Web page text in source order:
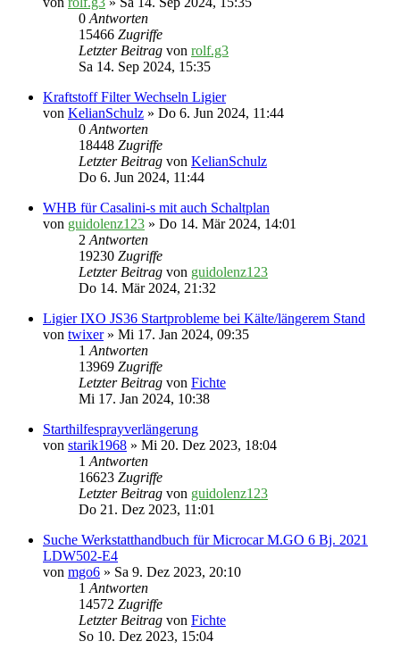
0Antworten
15466 Zugriffe
Letzter Beitrag von rolf.g3
Sa 14. Sep 2024, 15:35
Kraftstoff Filter Wechseln Ligier
von KelianSchulz » Do 6. Jun 2024, 11:44
0Antworten
18448 Zugriffe
Letzter Beitrag von KelianSchulz
Do 6. Jun 2024, 11:44
WHB für Casalini-s mit auch Schaltplan
von guidolenz123 » Do 14. Mär 2024, 14:01
2Antworten
19230 Zugriffe
Letzter Beitrag von guidolenz123
Do 14. Mär 2024, 21:32
Ligier IXO JS36 Startprobleme bei Kälte/längerem Stand
von twixer» Mi 17. Jan 2024, 09:35
1Antworten
13969 Zugriffe
Letzter Beitrag von Fichte
Mi 17. Jan 2024, 10:38
Starthilfesprayverlängerung
von starik1968 » Mi 20. Dez 2023, 18:04
1Antworten
16623 Zugriffe
Letzter Beitrag von guidolenz123
Do 21. Dez 2023, 11:01
Suche Werkstatthandbuch für Microcar M.GO 6 Bj. 2021
LDW502-E4
von mgo6 » Sa 9. Dez 2023, 20:10
1Antworten
14572 Zugriffe
Letzter Beitrag von Fichte
So 10. Dez 2023, 15:04